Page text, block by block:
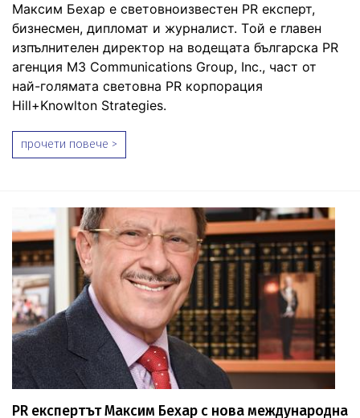
Максим Бехар е световноизвестен PR експерт,
бизнесмен, дипломат и журналист. Tой е главен
изпълнителен директор на водещата българска PR
агенция M3 Communications Group, Inc., част от
най-голямата световна PR корпорация
Hill+Knowlton Strategies.
прочети повече >
PR експертът Максим Бехар с нова международна